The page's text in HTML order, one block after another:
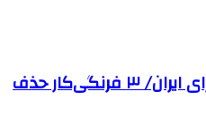
شانس یک مدال طلا برای ایران/ ۳ فرنگی‌کار حذف